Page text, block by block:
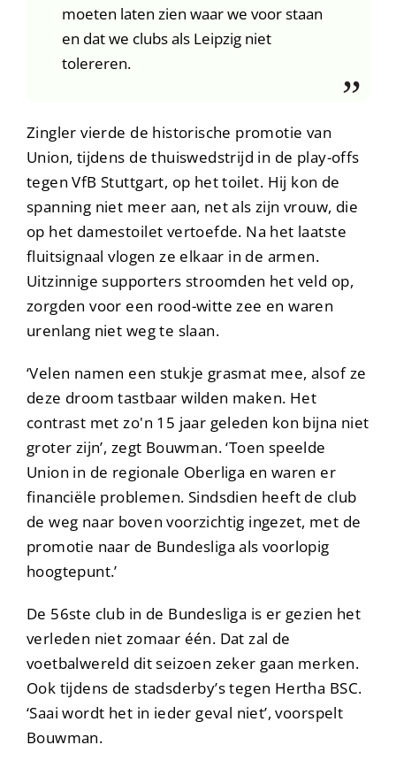
moeten laten zien waar we voor staan
en dat we clubs als Leipzig niet
tolereren.
Zingler vierde de historische promotie van
Union, tijdens de thuiswedstrijd in de play-offs
tegen VfB Stuttgart, op het toilet. Hij kon de
spanning niet meer aan, net als zijn vrouw, die
op het damestoilet vertoefde. Na het laatste
fluitsignaal vlogen ze elkaar in de armen.
Uitzinnige supporters stroomden het veld op,
zorgden voor een rood-witte zee en waren
urenlang niet weg te slaan.
‘Velen namen een stukje grasmat mee, alsof ze
deze droom tastbaar wilden maken. Het
contrast met zo'n 15 jaar geleden kon bijna niet
groter zijn’, zegt Bouwman. ‘Toen speelde
Union in de regionale Oberliga en waren er
financiële problemen. Sindsdien heeft de club
de weg naar boven voorzichtig ingezet, met de
promotie naar de Bundesliga als voorlopig
hoogtepunt.’
De 56ste club in de Bundesliga is er gezien het
verleden niet zomaar één. Dat zal de
voetbalwereld dit seizoen zeker gaan merken.
Ook tijdens de stadsderby’s tegen Hertha BSC.
‘Saai wordt het in ieder geval niet’, voorspelt
Bouwman.